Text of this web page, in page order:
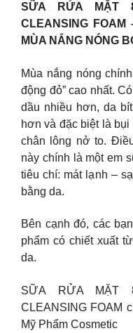
SỮA RỬA MẶT
CLEANSING
MÙA NẮNG NÓNG
Mùa nắng nóng
động đỏ” cao nhất.
dầu nhiều hơn, da
hơn và đặc biệt là
chân lông nở to.
này chính là một em
tiêu chí: mát lạnh –
bằng da.
Bên cạnh đó, các
phẩm có chiết xuất
da.
SỮA RỬA MẶT
CLEANSING FOAM
Mỹ Phẩm Cosmetic